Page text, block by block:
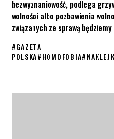
bezwyznaniowość, podlega
wolności albo pozbawienia
związanych ze sprawą
#GAZETA
POLSKA#HOMOFOBIA#